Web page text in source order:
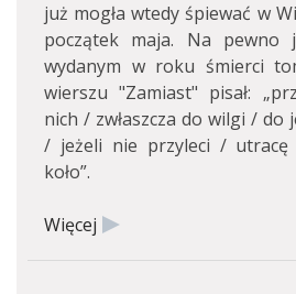
już mogła wtedy śpiewać w
początek maja. Na pewno
wydanym w roku śmierci
wierszu "Zamiast" pisał:
nich / zwłaszcza do wilgi / do
/ jeżeli nie przyleci / utracę
koło”.
Więcej